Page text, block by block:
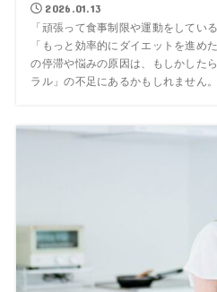
2026.01.13
「頑張って食事制限や運動をしてい
「もっと効率的にダイエットを進め
の停滞や悩みの原因は、もしかした
ラル」の不足にあるかもしれません。